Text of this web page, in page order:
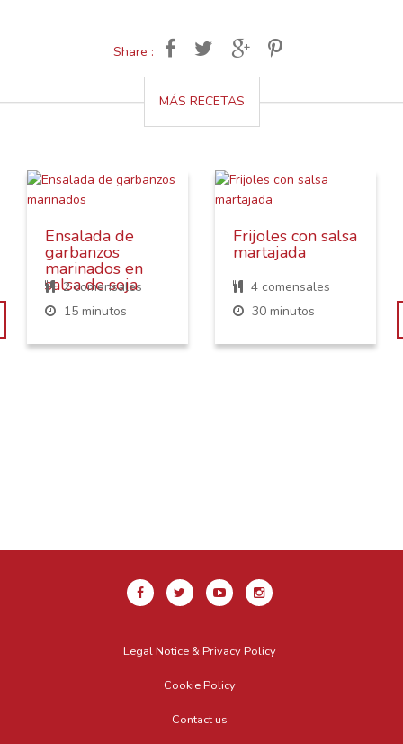
Share :
MÁS RECETAS
Ensalada de
garbanzos
marinados en
salsa de soja
2 comensales
15 minutos
Frijoles con salsa
martajada
4 comensales
30 minutos
Legal Notice & Privacy Policy
Cookie Policy
Contact us